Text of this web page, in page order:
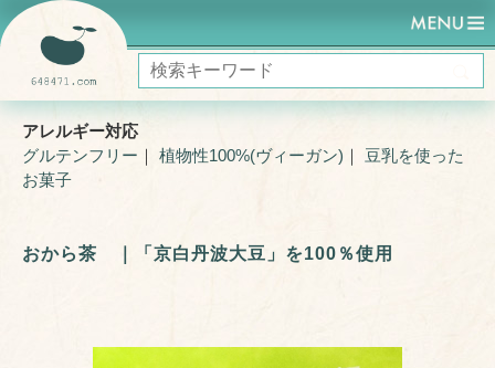
HOME UNO RAMEN おから茶 ｜「京白丹波大豆」を100％使用
アレルギー対応
グルテンフリー ｜ 植物性100%(ヴィーガン) ｜ 豆乳を使った
お菓子
おから茶 ｜「京白丹波大豆」を100％使用